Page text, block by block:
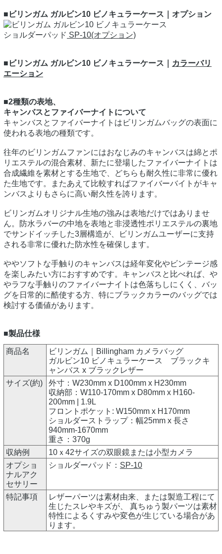
■ビリンガム ガルビン10 ビノキュラーケース｜オプション
ショルダーパッド SP-10(オプション)
■ビリンガム ガルビン10 ビノキュラーケース｜
カラーバリ
エーション
■2種類の表地、
キャンバスとファイバーナイトについて
キャンバスとファイバーナイトはビリンガムバッグの表面に
使われる表地の種類です。
往年のビリンガムファンにはおなじみのキャンバスは綿とポ
リエステルの混合素材、新たに登場したファイバーナイトは
合成繊維を素材とする生地で、どちらも耐久性に非常に優れ
た生地です。またあえて比較すればファイバーバイトがキャ
ンバスよりもさらに高い耐久性を誇ります。
ビリンガムオリジナル生地の強みは表地だけではありませ
ん。防水ラバーの中地を表地と非浸透性ポリエステルの裏地
でサンドイッチした3層構造が、ビリンガムユーザーに支持
される非常に優れた防水性を確保します。
ややソフトな手触りのキャンバスは経年変化やビンテージ感
を楽しみたい方におすすめです。キャンバスと比べれば、や
やラフな手触りのファイバーナイトは色落ちしにくく、バッ
グを日常的に酷使する方、特にブラックカラーのバッグでは
検討する価値があります。
■製品仕様
商品名
ビリンガム｜Billingham カメラバッグ
ガルビン10 ビノキュラーケース ブラックキ
ャンバス x ブラックレザー
サイズ(約)
外寸：W230mm x D100mm x H230mm
収納部：W110-170mm x D80mm x H160-
200mm | 1.9L
フロントポケット: W150mm x H170mm
ショルダーストラップ：幅25mm x 長さ
940mm-1670mm
重さ：370g
収納例
10ｘ42サイズの双眼鏡または小型カメラ
オプショ
ナルアク
セサリー
ショルダーパッド： SP-10
特記事項
レザーパーツは素材由来、または製造工程にて
生じたスレやキズが、 真ちゅう製パーツは素材
特性によるくすみや変色が生じている場合があ
ります。